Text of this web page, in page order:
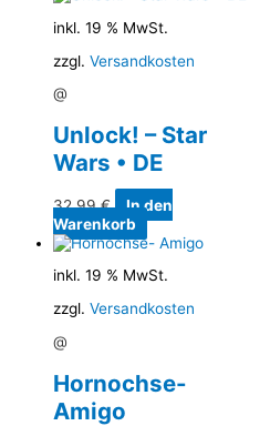
inkl. 19 % MwSt.
zzgl. Versandkosten
@
Unlock! – Star
Wars • DE
32,99€
In den
Warenkorb
inkl. 19 % MwSt.
zzgl. Versandkosten
@
Hornochse-
Amigo